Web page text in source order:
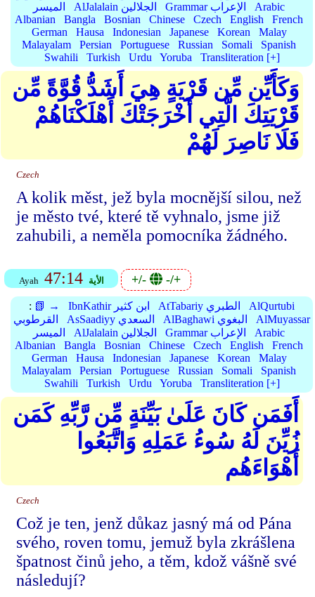
الميسر
AlJalalain الجلالين Grammar الإعراب
Arabic
Albanian
Bangla Bosnian Chinese Czech English
French
German
Hausa Indonesian Japanese Korean
Malay
Malayalam
Persian Portuguese Russian Somali
Spanish
Swahili
Turkish Urdu Yoruba Transliteration [+]
وَكَأَيِّن مِّن قَرْيَةٍ هِيَ أَشَدُّ قُوَّةً مِّن
قَرْيَتِكَ الَّتِي أَخْرَجَتْكَ أَهْلَكْنَاهُمْ
فَلَا نَاصِرَ لَهُمْ
Czech
A kolik měst, jež byla mocnější silou, než
je město tvé, které tě vyhnalo, jsme již
zahubili, a neměla pomocníka žádného.
Ayah 47:14 الأية +/- -/+
: 📗 → IbnKathir ابن كثير AtTabariy الطبري
AlQurtubi
القرطوبي
AsSaadiyy السعدي AlBaghawi البغوي
AlMuyassar
الميسر
AlJalalain الجلالين Grammar الإعراب
Arabic
Albanian
Bangla Bosnian Chinese Czech English
French
German
Hausa Indonesian Japanese Korean
Malay
Malayalam
Persian Portuguese Russian Somali
Spanish
Swahili
Turkish Urdu Yoruba Transliteration [+]
أَفَمَن كَانَ عَلَىٰ بَيِّنَةٍ مِّن رَّبِّهِ كَمَن
زُيِّنَ لَهُ سُوءُ عَمَلِهِ وَاتَّبَعُوا
أَهْوَاءَهُم
Czech
Což je ten, jenž důkaz jasný má od Pána
svého, roven tomu, jemuž byla zkrášlena
špatnost činů jeho, a těm, kdož vášně své
následují?